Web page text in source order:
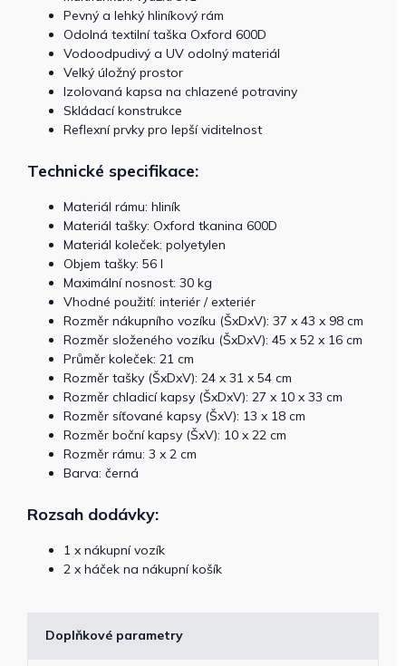
Pevný a lehký hliníkový rám
Odolná textilní taška Oxford 600D
Vodoodpudivý a UV odolný materiál
Velký úložný prostor
Izolovaná kapsa na chlazené potraviny
Skládací konstrukce
Reflexní prvky pro lepší viditelnost
Technické specifikace:
Materiál rámu: hliník
Materiál tašky: Oxford tkanina 600D
Materiál koleček: polyetylen
Objem tašky: 56 l
Maximální nosnost: 30 kg
Vhodné použití: interiér / exteriér
Rozměr nákupního vozíku (ŠxDxV): 37 x 43 x 98 cm
Rozměr složeného vozíku (ŠxDxV): 45 x 52 x 16 cm
Průměr koleček: 21 cm
Rozměr tašky (ŠxDxV): 24 x 31 x 54 cm
Rozměr chladicí kapsy (ŠxDxV): 27 x 10 x 33 cm
Rozměr síťované kapsy (ŠxV): 13 x 18 cm
Rozměr boční kapsy (ŠxV): 10 x 22 cm
Rozměr rámu: 3 x 2 cm
Barva: černá
Rozsah dodávky:
1 x nákupní vozík
2 x háček na nákupní košík
Doplňkové parametry